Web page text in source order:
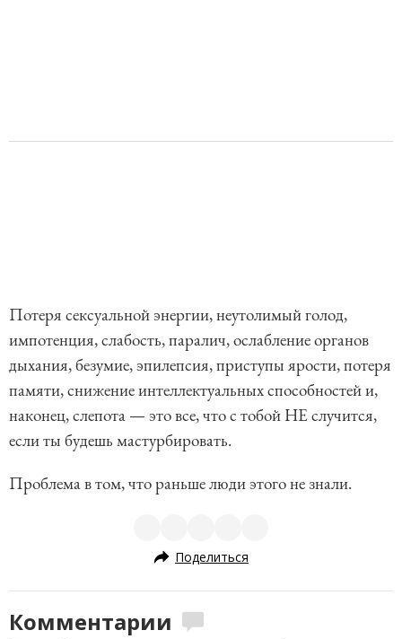
Потеря сексуальной энергии, неутолимый голод,
импотенция, слабость, паралич, ослабление органов
дыхания, безумие, эпилепсия, приступы ярости, потеря
памяти, снижение интеллектуальных способностей и,
наконец, слепота — это все, что с тобой НЕ случится,
если ты будешь мастурбировать.
Проблема в том, что раньше люди этого не знали.
Поделиться
Комментарии